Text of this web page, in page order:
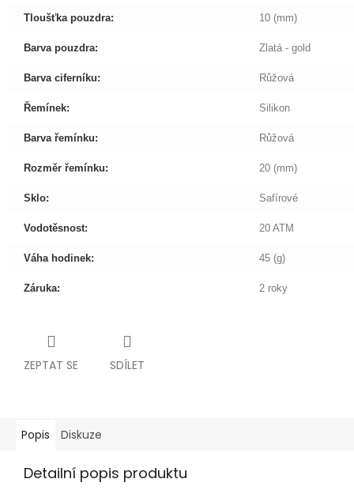
Tloušťka pouzdra: 10 (mm)
Barva pouzdra: Zlatá - gold
Barva ciferníku: Růžová
Řemínek: Silikon
Barva řemínku: Růžová
Rozměr řemínku: 20 (mm)
Sklo: Safírové
Vodotěsnost: 20 ATM
Váha hodinek: 45 (g)
Záruka: 2 roky
ZEPTAT SE SDÍLET
Popis Diskuze
Detailní popis produktu